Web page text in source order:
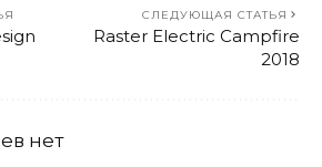
СЛЕДУЮЩАЯ СТАТЬЯ
Raster Electric Campfire
2018
нет